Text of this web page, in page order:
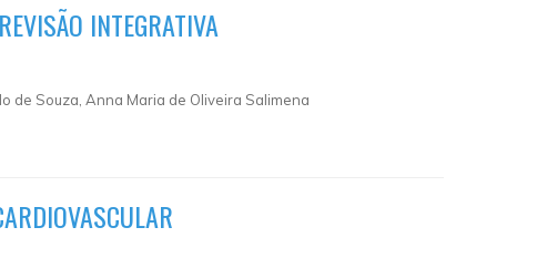
INTEGRATIVA
de Souza, Anna Maria de Oliveira Salimena